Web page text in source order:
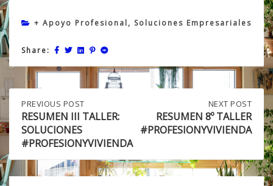
+ Apoyo Profesional, Soluciones Empresariales
Share:
Post
navigation
PREVIOUS
POST:
RESUMEN
III
TALLER:
SOLUCIONES
#PROFESIONYVIVIENDA
PREVIOUS POST
RESUMEN III TALLER:
SOLUCIONES
#PROFESIONYVIVIENDA
POST:
RESUMEN
8º
#PROFESIONYVIVIENDA
NEXT POST
RESUMEN 8º TALLER
#PROFESIONYVIVIENDA